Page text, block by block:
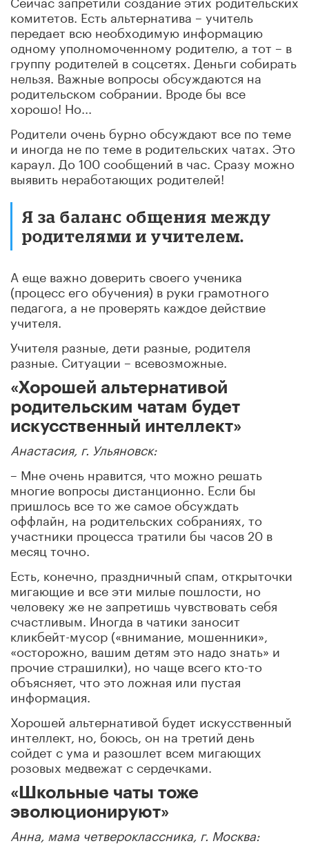
комитетов. Есть альтернатива – учитель
передает всю необходимую информацию
одному уполномоченному родителю, а тот – в
группу родителей в соцсетях. Деньги собирать
нельзя. Важные вопросы обсуждаются на
родительском собрании. Вроде бы все
хорошо! Но...
Родители очень бурно обсуждают все по теме
и иногда не по теме в родительских чатах. Это
караул. До 100 сообщений в час. Сразу можно
выявить неработающих родителей!
Я за баланс общения между
родителями и учителем.
А еще важно доверить своего ученика
(процесс его обучения) в руки грамотного
педагога, а не проверять каждое действие
учителя.
Учителя разные, дети разные, родителя
разные. Ситуации – всевозможные.
«Хорошей альтернативой
родительским чатам будет
искусственный интеллект»
Анастасия, г. Ульяновск:
– Мне очень нравится, что можно решать
многие вопросы дистанционно. Если бы
пришлось все то же самое обсуждать
оффлайн, на родительских собраниях, то
участники процесса тратили бы часов 20 в
месяц точно.
Есть, конечно, праздничный спам, открыточки
мигающие и все эти милые пошлости, но
человеку же не запретишь чувствовать себя
счастливым. Иногда в чатики заносит
кликбейт-мусор («внимание, мошенники»,
«осторожно, вашим детям это надо знать» и
прочие страшилки), но чаще всего кто-то
объясняет, что это ложная или пустая
информация.
Хорошей альтернативой будет искусственный
интеллект, но, боюсь, он на третий день
сойдет с ума и разошлет всем мигающих
розовых медвежат с сердечками.
«Школьные чаты тоже
эволюционируют»
Анна, мама четвероклассника, г. Москва: